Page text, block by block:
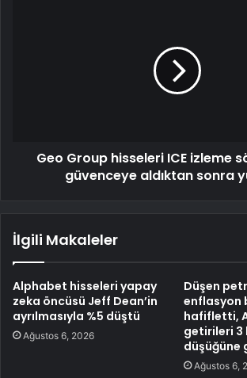
Geo Group hisseleri ICE izleme
güvenceye aldıktan sonra
İlgili Makaleler
Alphabet hisseleri yapay
zeka öncüsü Jeff Dean’in
ayrılmasıyla %5 düştü
Ağustos 6, 2026
Düşen
enflasyon
hafifletti,
getirileri 3
düşüğüne
Ağustos 6,